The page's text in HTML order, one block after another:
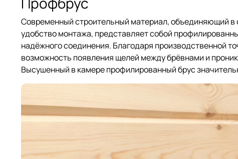
Современный строительный материал, объединяющий в
удобство монтажа, представляет собой
надёжного соединения. Благодаря производственной
возможность появления щелей между брёвнами и
Высушенный в камере профилированный брус